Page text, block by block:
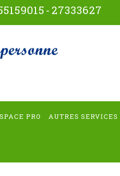
- 27333627
PRO AUTRES SERVICES